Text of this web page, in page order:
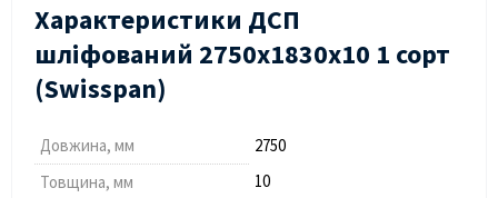
Характеристики ДСП
шліфований 2750х1830х10 1 сорт
(Swisspan)
Довжина, мм
2750
Товщина, мм
10